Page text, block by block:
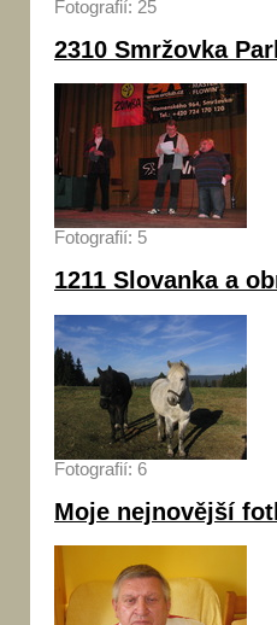
Fotografií: 25
2310 Smržovka
Fotografií: 5
1211 Slovanka a
Fotografií: 6
Moje nejnovější